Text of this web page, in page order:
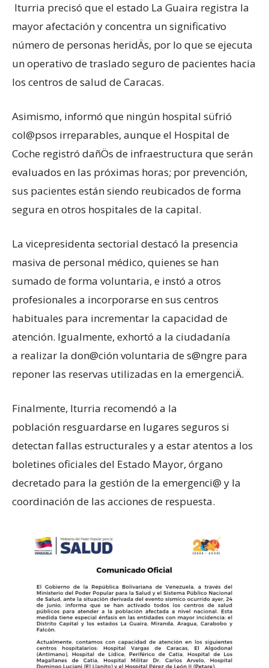
Iturria precisó que el estado La Guaira registra la
mayor afectación y concentra un significativo
número de personas heridÄs, por lo que se ejecuta
un operativo de traslado seguro de pacientes hacia
los centros de salud de Caracas.
Asimismo, informó que ningún hospital süfrió
col@psos irreparables, aunque el Hospital de
Coche registró dañÖs de infraestructura que serán
evaluados en las próximas horas; por prevención,
sus pacientes están siendo reubicados de forma
segura en otros hospitales de la capital.
La vicepresidenta sectorial destacó la presencia
masiva de personal médico, quienes se han
sumado de forma voluntaria, e instó a otros
profesionales a incorporarse en sus centros
habituales para incrementar la capacidad de
atención. Igualmente, exhortó a la ciudadanía
a realizar la don@ción voluntaria de s@ngre para
reponer las reservas utilizadas en la emergenciÄ.
Finalmente, Iturria recomendó a la
población resguardarse en lugares seguros si
detectan fallas estructurales y a estar atentos a los
boletines oficiales del Estado Mayor, órgano
decretado para la gestión de la emergenci@ y la
coordinación de las acciones de respuesta.